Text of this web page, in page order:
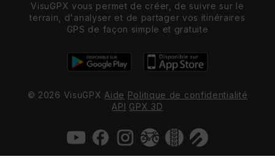
VisuGPX vous permet de créer, de suivre sur le
terrain, d'analyser et de partager vos itinéraires
GPS de façon simple et gratuite
© 2026 VisuGPXAide Politique de confidentialité
API GPX 3D